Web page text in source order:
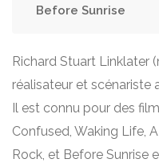
Before Sunrise
Richard Stuart Linklater
réalisateur et scénariste
Il est connu pour des
Confused, Waking Life,
Rock, et Before Sunrise